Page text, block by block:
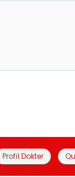
Profil Dokter